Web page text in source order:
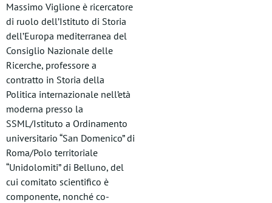
Massimo Viglione è ricercatore
di ruolo dell’Istituto di Storia
dell’Europa mediterranea del
Consiglio Nazionale delle
Ricerche, professore a
contratto in Storia della
Politica internazionale nell’età
moderna presso la
SSML/Istituto a Ordinamento
universitario “San Domenico” di
Roma/Polo territoriale
“Unidolomiti” di Belluno, del
cui comitato scientifico è
componente, nonché co-